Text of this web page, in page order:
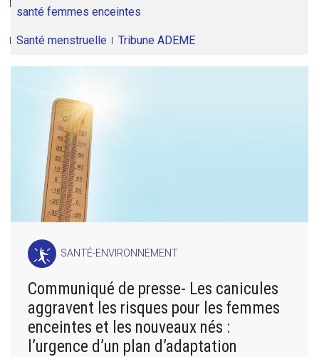
santé femmes enceintes
Santé menstruelle Tribune ADEME
SANTÉ-ENVIRONNEMENT
Communiqué de presse- Les canicules
aggravent les risques pour les femmes
enceintes et les nouveaux nés :
l’urgence d’un plan d’adaptation